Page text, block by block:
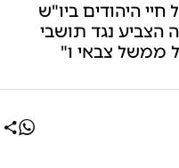
היהודים ביו"ש
הצביע נגד תושבי
ממשל צבאי ו"